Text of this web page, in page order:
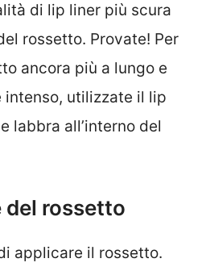
di lip liner più scura
rossetto. Provate! Per
ancora più a lungo e
intenso, utilizzate il lip
labbra all’interno del
rossetto
applicare il rossetto.